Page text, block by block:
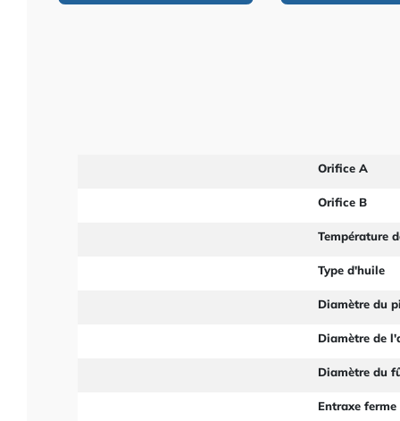
Orifice A
Orifice B
Température
Type d'huile
Diamètre du
Diamètre de
Diamètre du
Entraxe ferme